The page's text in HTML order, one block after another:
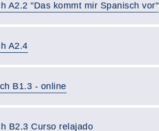
A2.2 "Das kommt mir Spanisch vor"
A2.4
B1.3 - online
B2.3 Curso relajado